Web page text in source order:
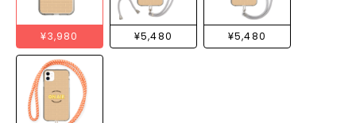
¥3,980 ¥5,480 ¥5,480